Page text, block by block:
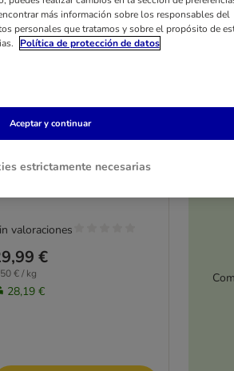
Pellets de prado
para caballos
kg
€
€ / kg
28,19 €
valoraciones
más información sobre los responsables del
personales que tratamos y sobre el propósito de
Política de protección de datos
estrictamente necesarias
Aceptar y continuar